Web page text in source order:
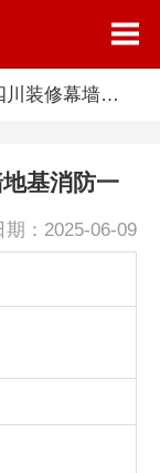
消防一的收购信息
基消防一
期：2025-06-09